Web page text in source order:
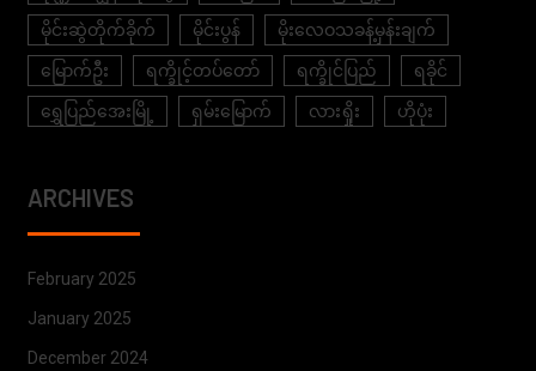
မိုင်းဆွဲတိုက်ခိုက် မိုင်းပွန် မိုးလေဝသခန့်မှန်းချက်
မြောက်ဦး ရက္ခိုင့်တပ်တော် ရက္ခိုင်ပြည် ရခိုင်
ရွှေပြည်အေးမြို့ ရှမ်းမြောက် လားရှိုး ဟိုပုံး
ARCHIVES
February 2025
January 2025
December 2024